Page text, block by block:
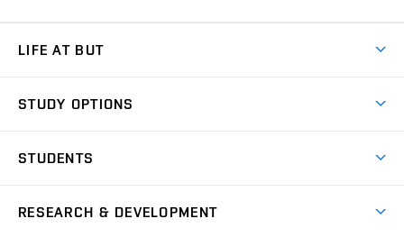
LIFE AT BUT
Dormitories
Sport
STUDY OPTIONS
Degree studies in English
STUDENTS
RESEARCH & DEVELOPMENT